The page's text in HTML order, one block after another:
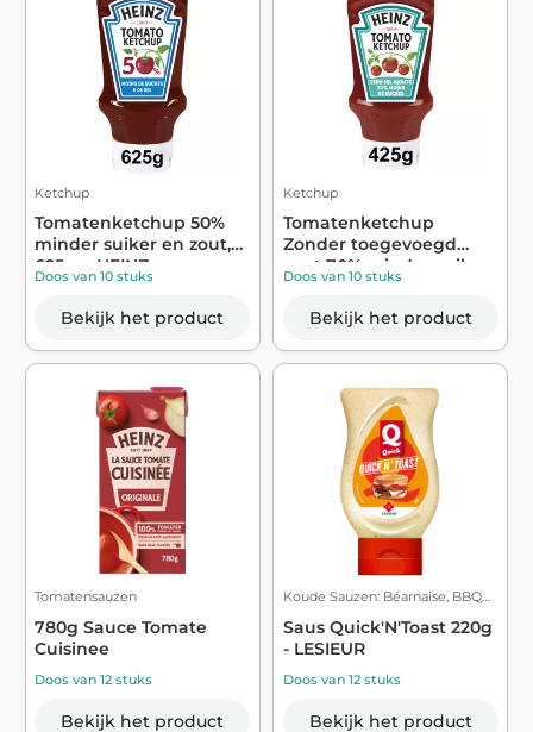
Ketchup
Tomatenketchup 50%
minder suiker en zout,
625 g - HEINZ
Doos van 10 stuks
Bekijk het product
Ketchup
Tomatenketchup
Zonder toegevoegd
zout 70% minder suik...
Doos van 10 stuks
Bekijk het product
Tomatensauzen
780g Sauce Tomate
Cuisinee
Doos van 12 stuks
Bekijk het product
Koude Sauzen: Béarnaise, BBQ…
Saus Quick'N'Toast 220g
- LESIEUR
Doos van 12 stuks
Bekijk het product